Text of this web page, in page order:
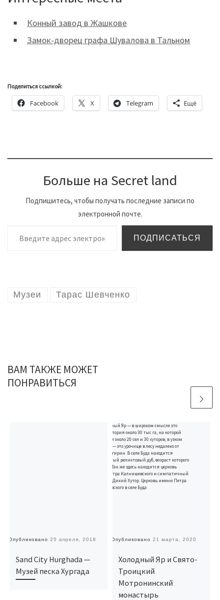
Конный завод в Жашкове
Замок-дворец графа Шувалова в Тальном
Поделиться ссылкой:
Facebook X Telegram Ещё
Больше на Secret land
Подпишитесь, чтобы получать последние записи по
электронной почте.
Введите адрес электронной почты…
ПОДПИСАТЬСЯ
Музеи Тарас Шевченко
ВАМ ТАКЖЕ МОЖЕТ
ПОНРАВИТЬСЯ
Опубликовано 25 апреля, 2018
Sand City Hurghada —
Музей песка Хургада
Опубликовано 21 марта, 2020
Холодный Яр и Свято-
Троицкий
Мотронинский
монастырь